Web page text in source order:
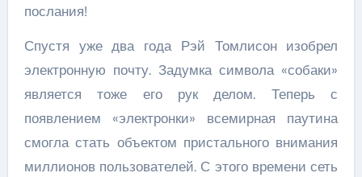
послания!
Спустя уже два года Рэй Томлисон изобрел
электронную почту. Задумка символа «собаки»
является тоже его рук делом. Теперь с
появлением «электронки» всемирная паутина
смогла стать объектом пристального внимания
миллионов пользователей. С этого времени сеть